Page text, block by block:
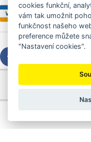
Copyright © 2026 Sedláček
Created byOLC Webdesign
cookies funkční,
vám tak umožnit
funkčnost našeho
preference můžete
"Nastavení cookies".